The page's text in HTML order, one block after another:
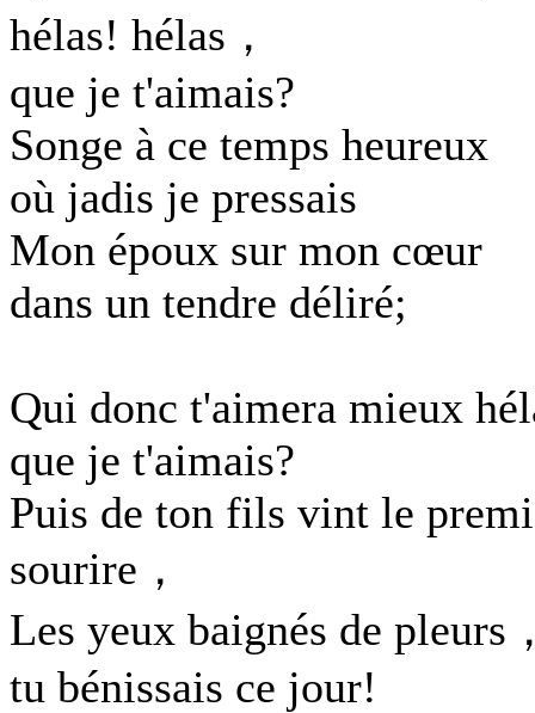
hélas! hélas，
que je t'aimais?
Songe à ce temps heureux
où jadis je pressais
Mon époux sur mon cœur
dans un tendre déliré;
Qui donc t'aimera mieux
que je t'aimais?
Puis de ton fils vint le
sourire，
Les yeux baignés de pleurs
tu bénissais ce jour!